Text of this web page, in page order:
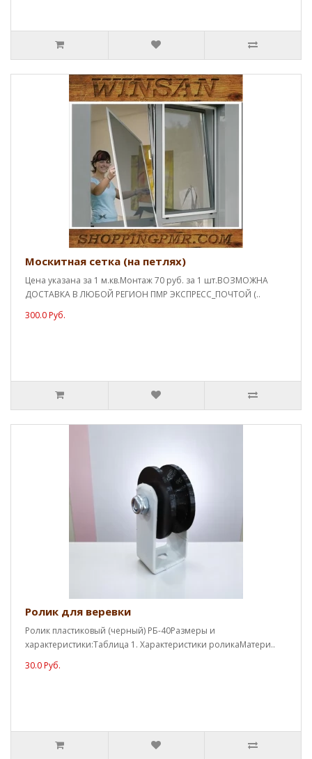
Москитная сетка (на петлях)
Цена указана за 1 м.кв.Монтаж 70 руб. за 1 шт.ВОЗМОЖНА
ДОСТАВКА В ЛЮБОЙ РЕГИОН ПМР ЭКСПРЕСС_ПОЧТОЙ (..
300.0 Руб.
Ролик для веревки
Ролик пластиковый (черный) РБ-40Размеры и
характеристики:Таблица 1. Характеристики роликаМатери..
30.0 Руб.